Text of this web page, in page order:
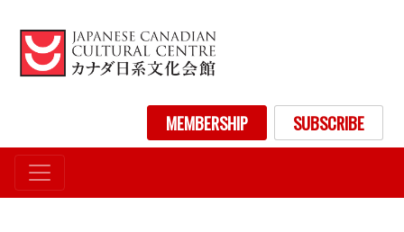
イ
ン
コ
テ
ン
User account menuMEMBERSHIP SUBSCRIBE